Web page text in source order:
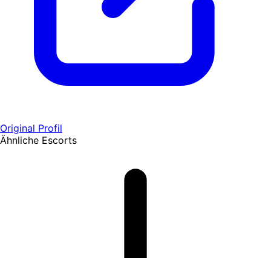
Original Profil
Ähnliche Escorts